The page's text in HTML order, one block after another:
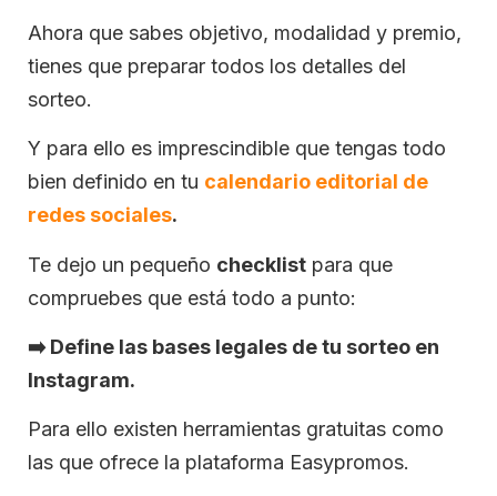
Ahora que sabes objetivo, modalidad y premio,
tienes que preparar todos los detalles del
sorteo.
Y para ello es imprescindible que tengas todo
bien definido en tu calendario editorial de
redes sociales.
Te dejo un pequeño checklist para que
compruebes que está todo a punto:
➡️Define las bases legales de tu sorteo en
Instagram.
Para ello existen herramientas gratuitas como
las que ofrece la plataforma Easypromos.